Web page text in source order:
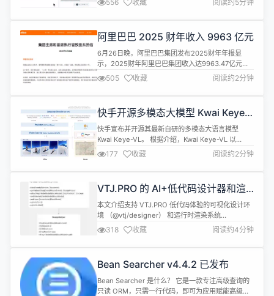
随地可用”。 Agent TARS的早期预览版已于三月份
开源。此次 Beta 版本的发布得益于Seed多模态模型
并解决了早期架构中A...
556 收藏 阅读约5分钟
阿里巴巴 2025 财年收入 9963 亿元
6月26日晚，阿里巴巴集团发布2025财年年报显
示，2025财年阿里巴巴集团收入达9963.47亿元，
净利润同比增长77%至1259.76亿元，展现出强劲的
盈利能力。在AI需求的推动下，阿里云财年收入突破
双位数增长，AI相关产品收入连续七个季度实现三位
款模型，覆盖全尺寸、全模态、多场景。4月最新发
布的阿里通义...
505 收藏 阅读约2分钟
快手开源多模态大模型 Kwai Keye-
VL
快手宣布并开源其最新自研的多模态大语言模型
Kwai Keye-VL。 根据介绍，Kwai Keye-VL 以
Qwen3-8B 语言模型为基础，引入了基于开源
SigLIP 初始化的 VisionEncoder，能够深度融合并
处理文本、图像、视频等多模态信息，凭借其创新的
智能、全面的多模态交互体验。 Kwai ...
177 收藏 阅读约2分钟
VTJ.PRO 的 AI+低代码设计器和渲
染器技术架构和实现原理
本文介绍支持 VTJ.PRO 低代码体验的可视化设计环
境 （@vtj/designer） 和运行时渲染系统
（@vtj/renderer）。Designer 提供了交互式可视
化编辑环境，用户可以在其中拖放和配置组件，而
Renderer 在设计时预览和运行时环境中执行生成的
型的信息，请参阅引擎、提供程序和服...
318 收藏 阅读约4分钟
Bean Searcher v4.4.2 已发布
Bean Searcher 是什么？ 它是一款专注高级查询的
只读 ORM，只需一行代码，即可为应用赋能高级查